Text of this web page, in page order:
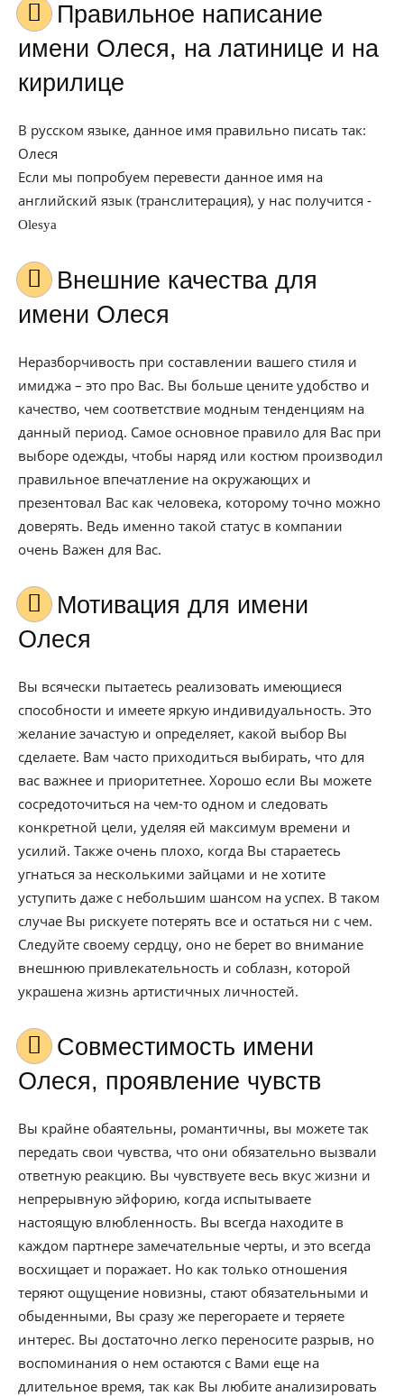
Правильное написание
имени Олеся, на латинице и на
кирилице
В русском языке, данное имя правильно писать так:
Олеся
Если мы попробуем перевести данное имя на
английский язык (транслитерация), у нас получится -
Olesya
Внешние качества для
имени Олеся
Неразборчивость при составлении вашего стиля и
имиджа – это про Вас. Вы больше цените удобство и
качество, чем соответствие модным тенденциям на
данный период. Самое основное правило для Вас при
выборе одежды, чтобы наряд или костюм производил
правильное впечатление на окружающих и
презентовал Вас как человека, которому точно можно
доверять. Ведь именно такой статус в компании
очень Важен для Вас.
Мотивация для имени
Олеся
Вы всячески пытаетесь реализовать имеющиеся
способности и имеете яркую индивидуальность. Это
желание зачастую и определяет, какой выбор Вы
сделаете. Вам часто приходиться выбирать, что для
вас важнее и приоритетнее. Хорошо если Вы можете
сосредоточиться на чем-то одном и следовать
конкретной цели, уделяя ей максимум времени и
усилий. Также очень плохо, когда Вы стараетесь
угнаться за несколькими зайцами и не хотите
уступить даже с небольшим шансом на успех. В таком
случае Вы рискуете потерять все и остаться ни с чем.
Следуйте своему сердцу, оно не берет во внимание
внешнюю привлекательность и соблазн, которой
украшена жизнь артистичных личностей.
Совместимость имени
Олеся, проявление чувств
Вы крайне обаятельны, романтичны, вы можете так
передать свои чувства, что они обязательно вызвали
ответную реакцию. Вы чувствуете весь вкус жизни и
непрерывную эйфорию, когда испытываете
настоящую влюбленность. Вы всегда находите в
каждом партнере замечательные черты, и это всегда
восхищает и поражает. Но как только отношения
теряют ощущение новизны, стают обязательными и
обыденными, Вы сразу же перегораете и теряете
интерес. Вы достаточно легко переносите разрыв, но
воспоминания о нем остаются с Вами еще на
длительное время, так как Вы любите анализировать